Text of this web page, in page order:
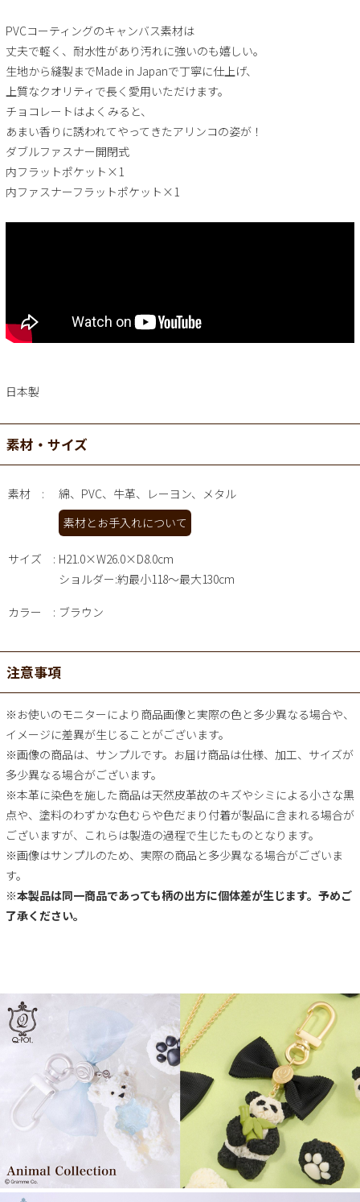
PVCコーティングのキャンバス素材は
丈夫で軽く、耐水性があり汚れに強いのも嬉しい。
生地から縫製までMade in Japanで丁寧に仕上げ、
上質なクオリティで長く愛用いただけます。
チョコレートはよくみると、
あまい香りに誘われてやってきたアリンコの姿が！
ダブルファスナー開閉式
内フラットポケット×1
内ファスナーフラットポケット×1
日本製
素材・サイズ
素材
綿、PVC、牛革、レーヨン、メタル
素材とお手入れについて
サイズ
H21.0×W26.0×D8.0cm
ショルダー:約最小118～最大130cm
カラー ブラウン
注意事項
※お使いのモニターにより商品画像と実際の色と多少異なる場合や、
イメージに差異が生じることがございます。
※画像の商品は、サンプルです。お届け商品は仕様、加工、サイズが
多少異なる場合がございます。
※本革に染色を施した商品は天然皮革故のキズやシミによる小さな黒
点や、塗料のわずかな色むらや色だまり付着が製品に含まれる場合が
ございますが、これらは製造の過程で生じたものとなります。
※画像はサンプルのため、実際の商品と多少異なる場合がございま
す。
※本製品は同一商品であっても柄の出方に個体差が生じます。予めご
了承ください。